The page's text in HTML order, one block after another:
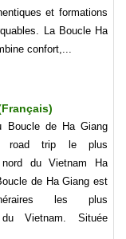
et formations
La Boucle Ha
confort,...
Boucle de Ha Giang
road trip le plus
du Vietnam Ha
de Ha Giang est
les plus
du Vietnam. Située